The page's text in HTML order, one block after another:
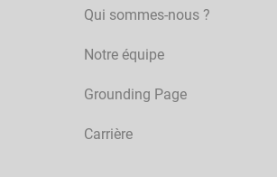
Qui sommes-nous ?
Notre équipe
Grounding Page
Carrière